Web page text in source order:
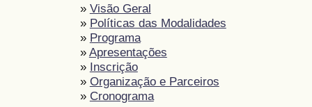
» Visão Geral
» Políticas das Modalidades
» Programa
» Apresentações
» Inscrição
» Organização e Parceiros
» Cronograma